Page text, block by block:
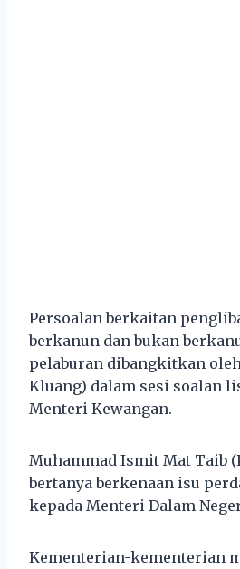
Persoalan berkaitan
berkanun dan bukan
pelaburan dibangkitkan oleh
Kluang) dalam sesi soalan
Menteri Kewangan.
Muhammad Ismit Mat Taib
bertanya berkenaan isu
kepada Menteri Dalam
Kementerian-kementerian